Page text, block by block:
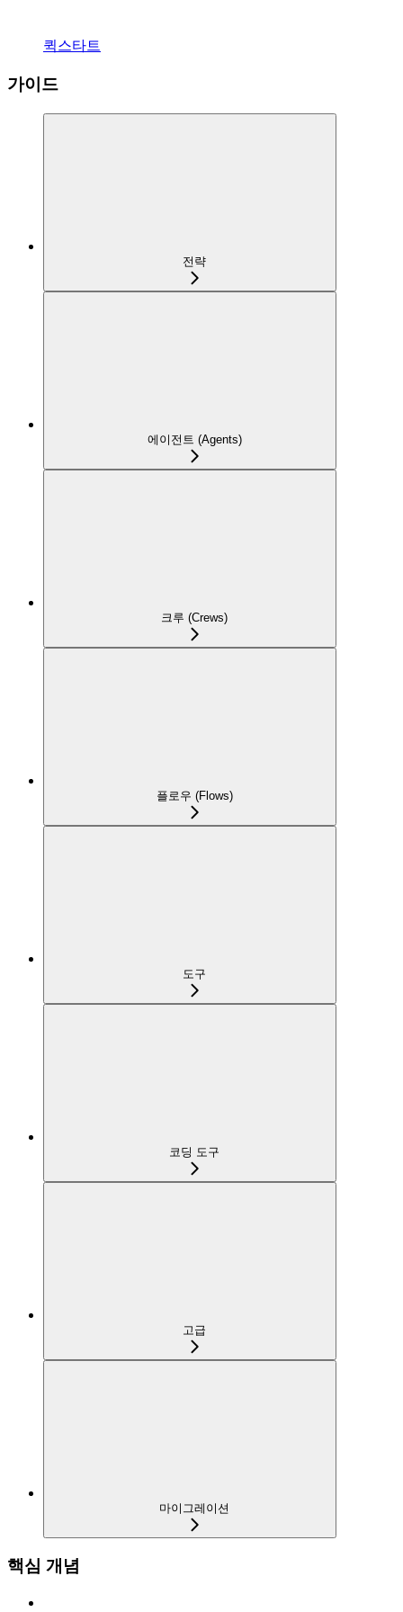
퀵스타트
가이드
전략
에이전트 (Agents)
크루 (Crews)
플로우 (Flows)
도구
코딩 도구
고급
마이그레이션
핵심 개념